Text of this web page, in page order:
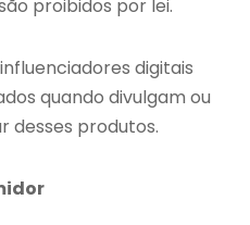
proibidos por lei.
digitais
quando divulgam ou
desses produtos.